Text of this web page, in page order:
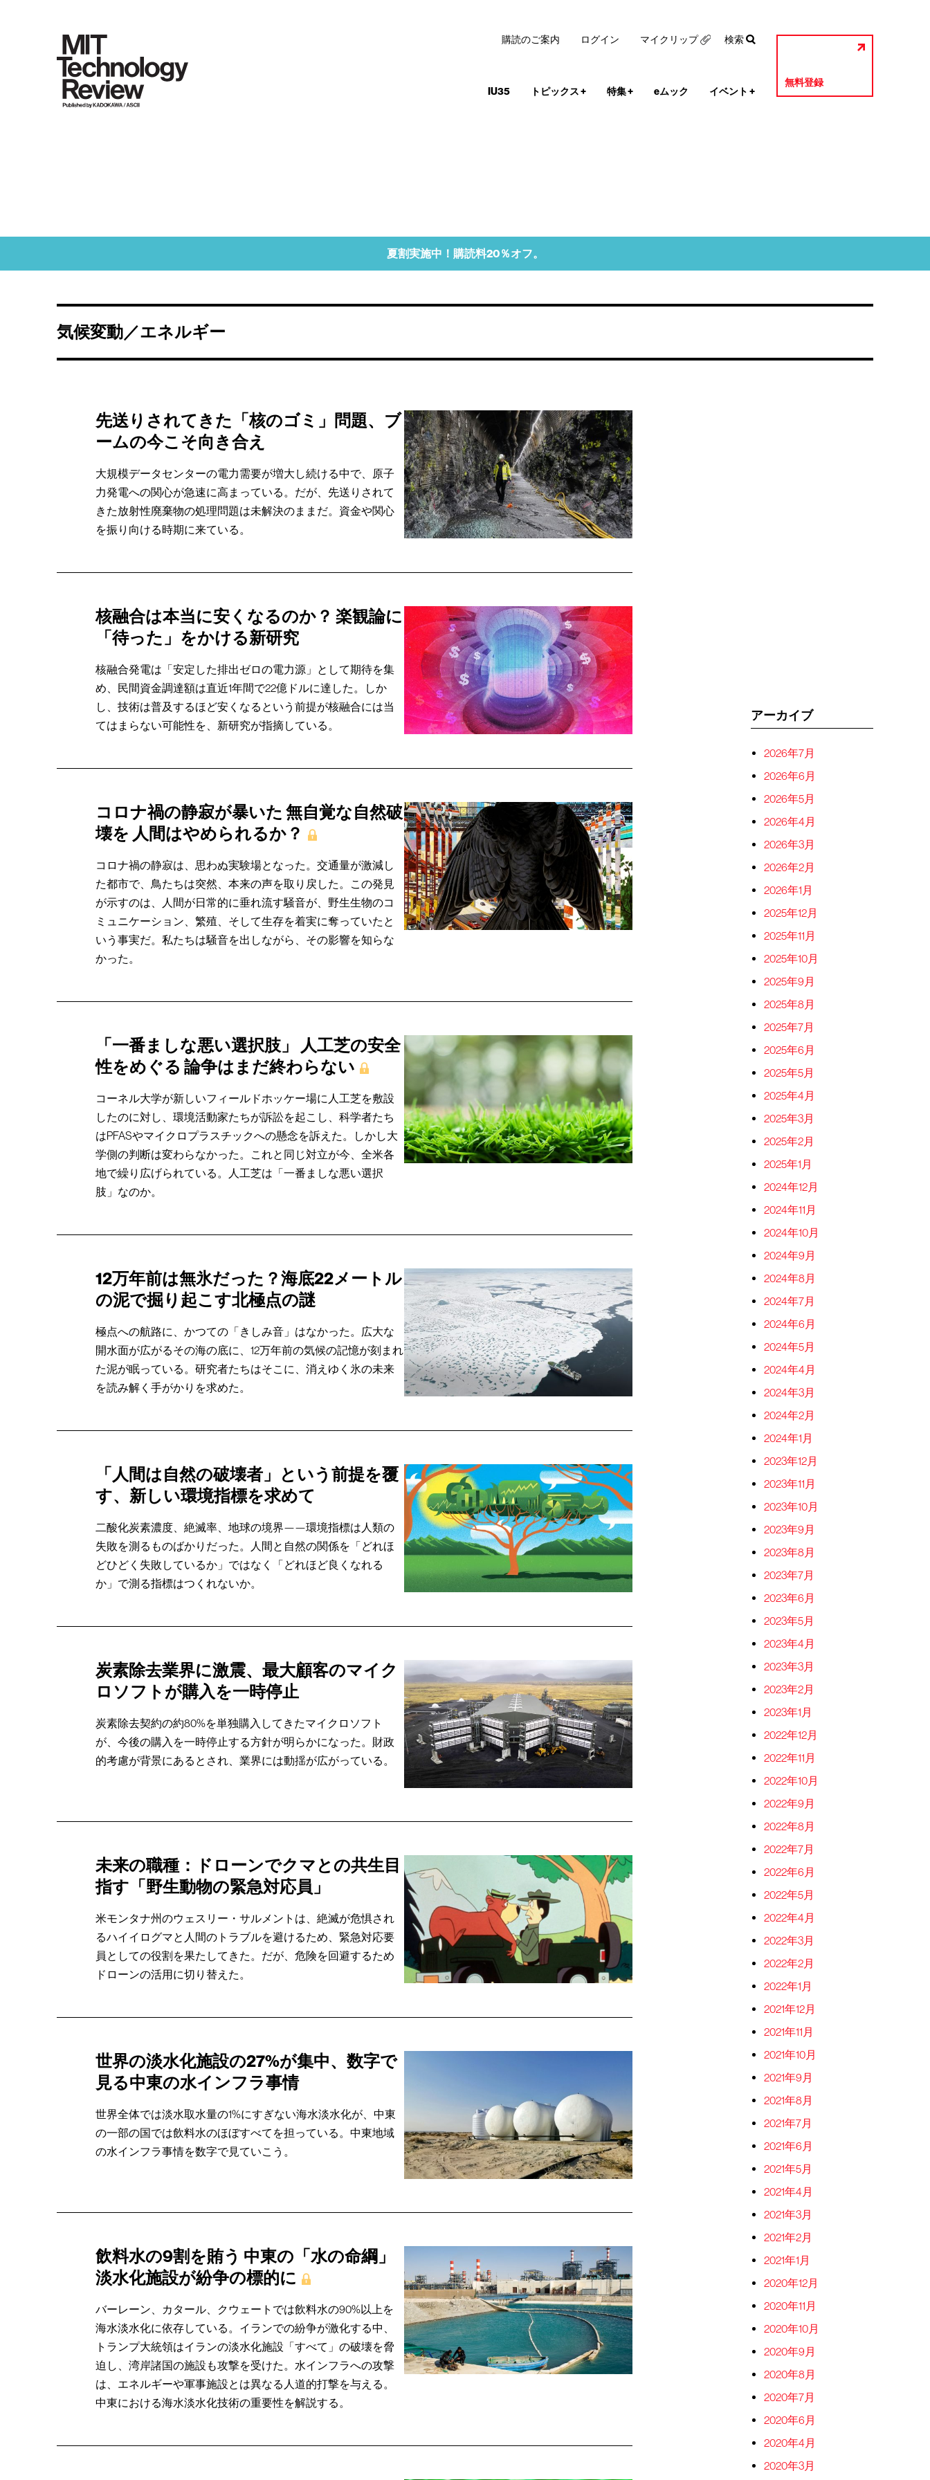
IU35 トピックス+ 特集+ eムック イベント +
無料登録
購読のご案内 ログイン マイクリップ 検索
夏割実施中！購読料20％オフ。
気候変動／エネルギー
先送りされてきた「核のゴミ」問題、ブ
ームの今こそ向き合え
大規模データセンターの電力需要が増大し続ける中で、原子
力発電への関心が急速に高まっている。だが、先送りされて
きた放射性廃棄物の処理問題は未解決のままだ。資金や関心
を振り向ける時期に来ている。
核融合は本当に安くなるのか？ 楽観論に
「待った」をかける新研究
核融合発電は「安定した排出ゼロの電力源」として期待を集
め、民間資金調達額は直近1年間で22億ドルに達した。しか
し、技術は普及するほど安くなるという前提が核融合には当
てはまらない可能性を、新研究が指摘している。
コロナ禍の静寂が暴いた 無自覚な自然破
壊を 人間はやめられるか？
コロナ禍の静寂は、思わぬ実験場となった。交通量が激減し
た都市で、鳥たちは突然、本来の声を取り戻した。この発見
が示すのは、人間が日常的に垂れ流す騒音が、野生生物のコ
ミュニケーション、繁殖、そして生存を着実に奪っていたと
いう事実だ。私たちは騒音を出しながら、その影響を知らな
かった。
「一番ましな悪い選択肢」 人工芝の安全
性をめぐる 論争はまだ終わらない
コーネル大学が新しいフィールドホッケー場に人工芝を敷設
したのに対し、環境活動家たちが訴訟を起こし、科学者たち
はPFASやマイクロプラスチックへの懸念を訴えた。しかし大
学側の判断は変わらなかった。これと同じ対立が今、全米各
地で繰り広げられている。人工芝は「一番ましな悪い選択
肢」なのか。
12万年前は無氷だった？海底22メートル
の泥で掘り起こす北極点の謎
極点への航路に、かつての「きしみ音」はなかった。広大な
開水面が広がるその海の底に、12万年前の気候の記憶が刻まれ
た泥が眠っている。研究者たちはそこに、消えゆく氷の未来
を読み解く手がかりを求めた。
「人間は自然の破壊者」という前提を覆
す、新しい環境指標を求めて
二酸化炭素濃度、絶滅率、地球の境界——環境指標は人類の
失敗を測るものばかりだった。人間と自然の関係を「どれほ
どひどく失敗しているか」ではなく「どれほど良くなれる
か」で測る指標はつくれないか。
炭素除去業界に激震、最大顧客のマイク
ロソフトが購入を一時停止
炭素除去契約の約80%を単独購入してきたマイクロソフト
が、今後の購入を一時停止する方針が明らかになった。財政
的考慮が背景にあるとされ、業界には動揺が広がっている。
未来の職種：ドローンでクマとの共生目
指す「野生動物の緊急対応員」
米モンタナ州のウェスリー・サルメントは、絶滅が危惧され
るハイイログマと人間のトラブルを避けるため、緊急対応要
員としての役割を果たしてきた。だが、危険を回避するため
ドローンの活用に切り替えた。
世界の淡水化施設の27%が集中、数字で
見る中東の水インフラ事情
世界全体では淡水取水量の1%にすぎない海水淡水化が、中東
の一部の国では飲料水のほぼすべてを担っている。中東地域
の水インフラ事情を数字で見ていこう。
飲料水の9割を賄う 中東の「水の命綱」
淡水化施設が紛争の標的に
バーレーン、カタール、クウェートでは飲料水の90%以上を
海水淡水化に依存している。イランでの紛争が激化する中、
トランプ大統領はイランの淡水化施設「すべて」の破壊を脅
迫し、湾岸諸国の施設も攻撃を受けた。水インフラへの攻撃
は、エネルギーや軍事施設とは異なる人道的打撃を与える。
中東における海水淡水化技術の重要性を解説する。
アーカイブ
2026年7月
2026年6月
2026年5月
2026年4月
2026年3月
2026年2月
2026年1月
2025年12月
2025年11月
2025年10月
2025年9月
2025年8月
2025年7月
2025年6月
2025年5月
2025年4月
2025年3月
2025年2月
2025年1月
2024年12月
2024年11月
2024年10月
2024年9月
2024年8月
2024年7月
2024年6月
2024年5月
2024年4月
2024年3月
2024年2月
2024年1月
2023年12月
2023年11月
2023年10月
2023年9月
2023年8月
2023年7月
2023年6月
2023年5月
2023年4月
2023年3月
2023年2月
2023年1月
2022年12月
2022年11月
2022年10月
2022年9月
2022年8月
2022年7月
2022年6月
2022年5月
2022年4月
2022年3月
2022年2月
2022年1月
2021年12月
2021年11月
2021年10月
2021年9月
2021年8月
2021年7月
2021年6月
2021年5月
2021年4月
2021年3月
2021年2月
2021年1月
2020年12月
2020年11月
2020年10月
2020年9月
2020年8月
2020年7月
2020年6月
2020年4月
2020年3月